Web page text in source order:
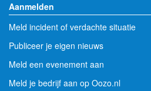
Aanmelden
Meld incident of verdachte situatie
Publiceer je eigen nieuws
Meld een evenement aan
Meld je bedrijf aan op Oozo.nl